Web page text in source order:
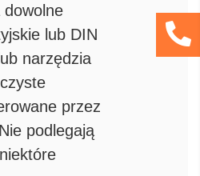
lub DIN
narzędzia
przez
podlegają